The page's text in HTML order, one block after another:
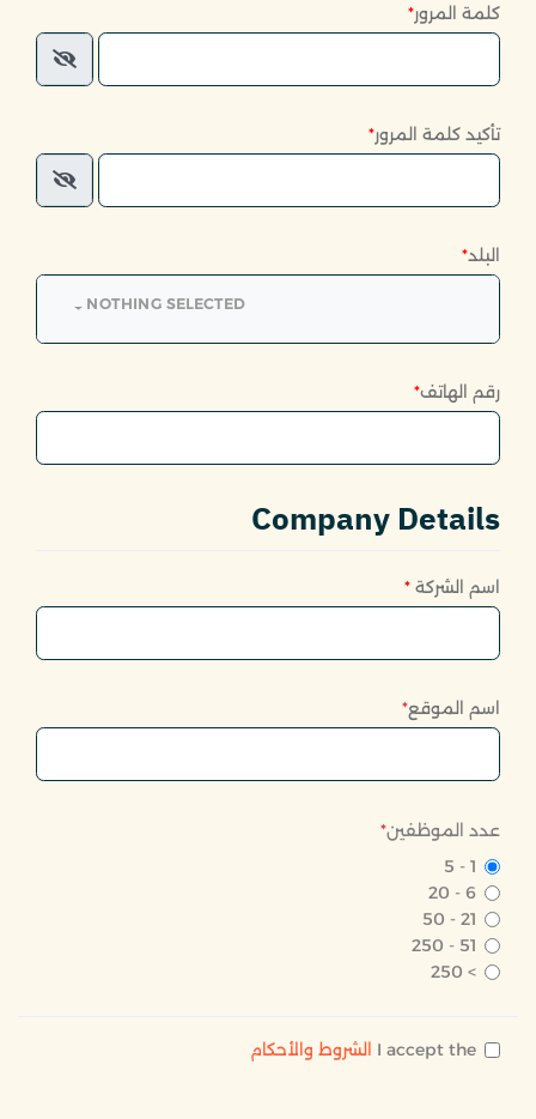
كلمة المرور*
تأكيد كلمة المرور*
البلد*
NOTHING SELECTED
رقم الهاتف*
Company Details
اسم الشركة *
اسم الموقع*
عدد الموظفين*
1 - 5
6 - 20
21 - 50
51 - 250
> 250
I accept the الشروط والأحكام